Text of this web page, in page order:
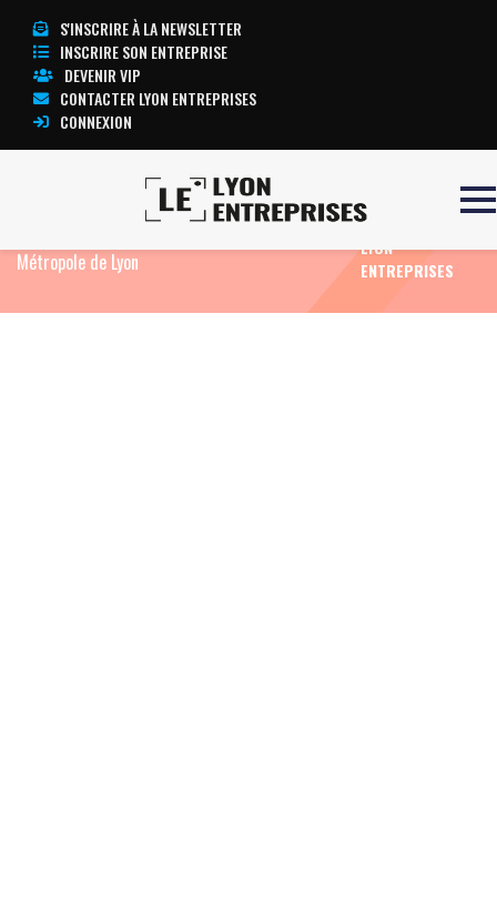
S'INSCRIRE À LA NEWSLETTER
INSCRIRE SON ENTREPRISE
DEVENIR VIP
CONTACTER LYON ENTREPRISES
CONNEXION
Saint-Fons : une flotte 100
Métropole de Lyon
TOUTE
L’ACTUALITÉ
LYON
ENTREPRISES